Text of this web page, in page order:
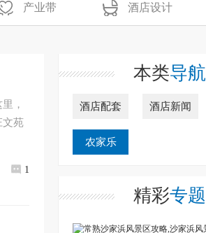
产业带 酒店设计
，
文苑
1
本类导航
酒店配套 酒店新闻
农家乐
精彩专题